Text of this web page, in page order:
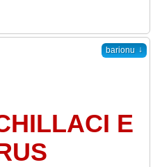
barionu ↓
E